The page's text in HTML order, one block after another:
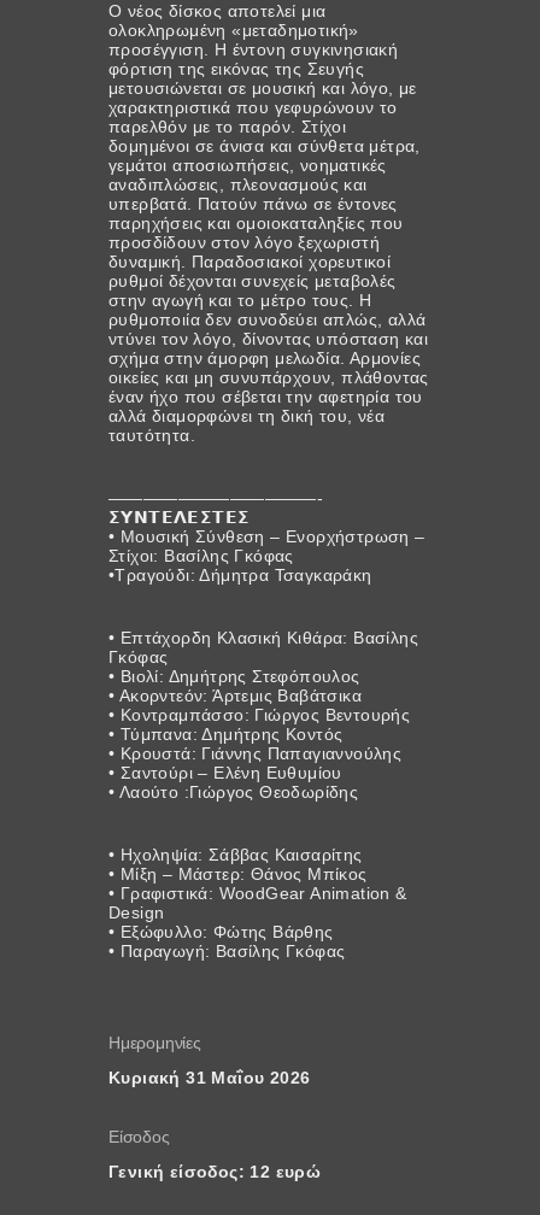
Ο νέος δίσκος αποτελεί μια
ολοκληρωμένη «μεταδημοτική»
προσέγγιση. Η έντονη συγκινησιακή
φόρτιση της εικόνας της Σευγής
μετουσιώνεται σε μουσική και λόγο, με
χαρακτηριστικά που γεφυρώνουν το
παρελθόν με το παρόν. Στίχοι
δομημένοι σε άνισα και σύνθετα μέτρα,
γεμάτοι αποσιωπήσεις, νοηματικές
αναδιπλώσεις, πλεονασμούς και
υπερβατά. Πατούν πάνω σε έντονες
παρηχήσεις και ομοιοκαταληξίες που
προσδίδουν στον λόγο ξεχωριστή
δυναμική. Παραδοσιακοί χορευτικοί
ρυθμοί δέχονται συνεχείς μεταβολές
στην αγωγή και το μέτρο τους. Η
ρυθμοποιία δεν συνοδεύει απλώς, αλλά
ντύνει τον λόγο, δίνοντας υπόσταση και
σχήμα στην άμορφη μελωδία. Αρμονίες
οικείες και μη συνυπάρχουν, πλάθοντας
έναν ήχο που σέβεται την αφετηρία του
αλλά διαμορφώνει τη δική του, νέα
ταυτότητα.
————————————-
𝝨𝝪𝝢𝝩𝝚𝝠𝝚𝝨𝝩𝝚𝝨
• Μουσική Σύνθεση – Ενορχήστρωση –
Στίχοι: Βασίλης Γκόφας
•Τραγούδι: Δήμητρα Τσαγκαράκη
• Επτάχορδη Κλασική Κιθάρα: Βασίλης
Γκόφας
• Βιολί: Δημήτρης Στεφόπουλος
• Ακορντεόν: Άρτεμις Βαβάτσικα
• Κοντραμπάσσο: Γιώργος Βεντουρής
• Τύμπανα: Δημήτρης Κοντός
• Κρουστά: Γιάννης Παπαγιαννούλης
• Σαντούρι – Ελένη Ευθυμίου
• Λαούτο :Γιώργος Θεοδωρίδης
• Hχοληψία: Σάββας Καισαρίτης
• Μίξη – Μάστερ: Θάνος Μπίκος
• Γραφιστικά: WoodGear Animation &
Design
• Εξώφυλλο: Φώτης Βάρθης
• Παραγωγή: Βασίλης Γκόφας
Ημερομηνίες
Κυριακή 31 Μαΐου 2026
Είσοδος
Γενική είσοδος: 12 ευρώ